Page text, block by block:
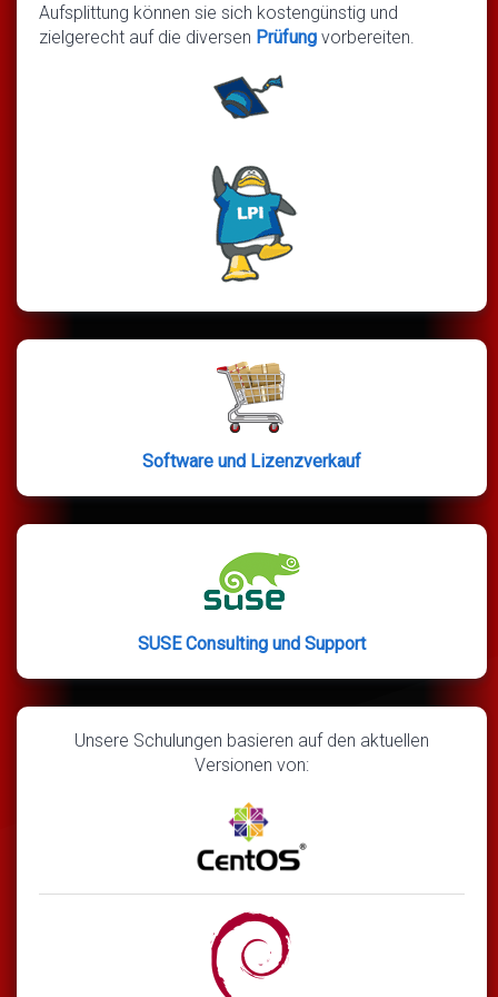
Aufsplittung können sie sich kostengünstig und
zielgerecht auf die diversen Prüfung vorbereiten.
Software und Lizenzverkauf
SUSE Consulting und Support
Unsere Schulungen basieren auf den aktuellen
Versionen von: